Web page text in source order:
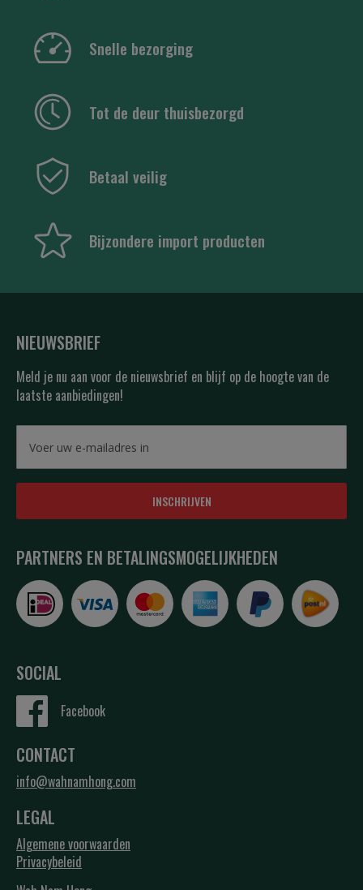
Snelle bezorging
Tot de deur thuisbezorgd
Betaal veilig
Bijzondere import producten
NIEUWSBRIEF
Meld je nu aan voor de nieuwsbrief en blijf op de hoogte van de
laatste aanbiedingen!
INSCHRIJVEN
PARTNERS EN BETALINGSMOGELIJKHEDEN
SOCIAL
Facebook
CONTACT
info@wahnamhong.com
LEGAL
Algemene voorwaarden
Privacybeleid